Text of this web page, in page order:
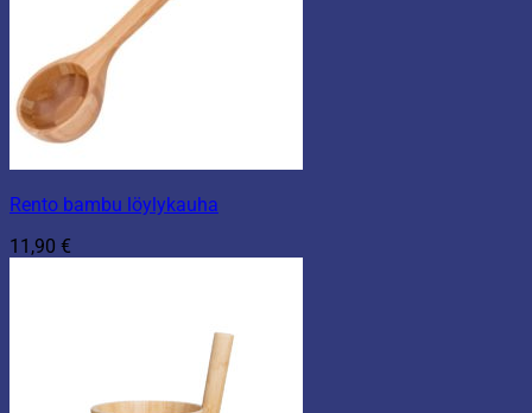
Rento bambu löylykauha
11,90 €